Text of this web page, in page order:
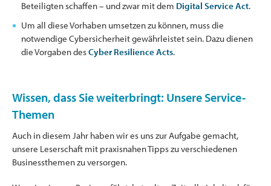
Beteiligten schaffen – und zwar mit dem Digital Service Act.
Um all diese Vorhaben umsetzen zu können, muss die
notwendige Cybersicherheit gewährleistet sein. Dazu dienen
die Vorgaben desCyber Resilience Acts.
Wissen, dass Sie weiterbringt: Unsere Service-
Themen
Auch in diesem Jahr haben wir es uns zur Aufgabe gemacht,
unsere Leserschaft mit praxisnahen Tipps zu verschiedenen
Businessthemen zu versorgen.